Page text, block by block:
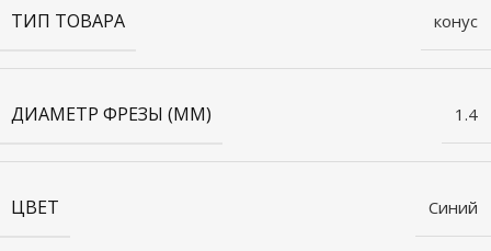
ТИП ТОВАРА конус
ДИАМЕТР ФРЕЗЫ (ММ) 1.4
ЦВЕТ Синий